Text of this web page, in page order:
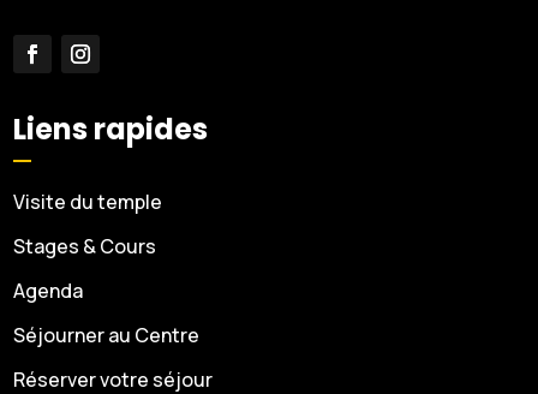
Liens rapides
Visite du temple
Stages & Cours
Agenda
Séjourner au Centre
Réserver votre séjour